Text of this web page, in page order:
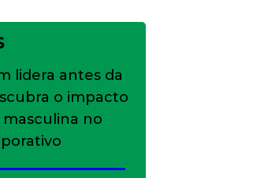
lidera antes da
o impacto
no